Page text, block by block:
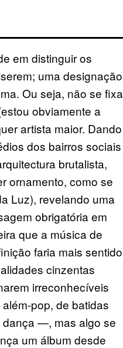
em distinguir os
uma designação
Ou seja, não se fixa
obviamente a
artista maior. Dando
dos bairros sociais
brutalista,
ornamento, como se
Luz), revelando uma
obrigatória em
que a música de
faria mais sentido
cinzentas
irreconhecíveis
pop, de batidas
dança —, mas algo se
um álbum desde